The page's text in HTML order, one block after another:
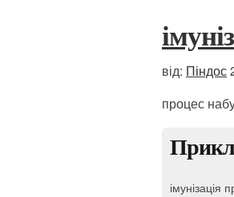
від: Піндос
процес
імунізація